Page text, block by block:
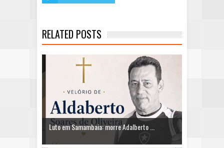
RELATED POSTS
Luto em Samambaia: morre Adalberto ...